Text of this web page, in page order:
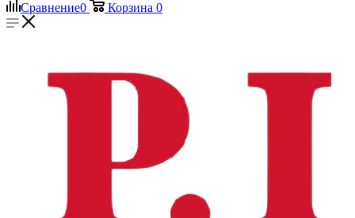
Сравнение0 Корзина 0